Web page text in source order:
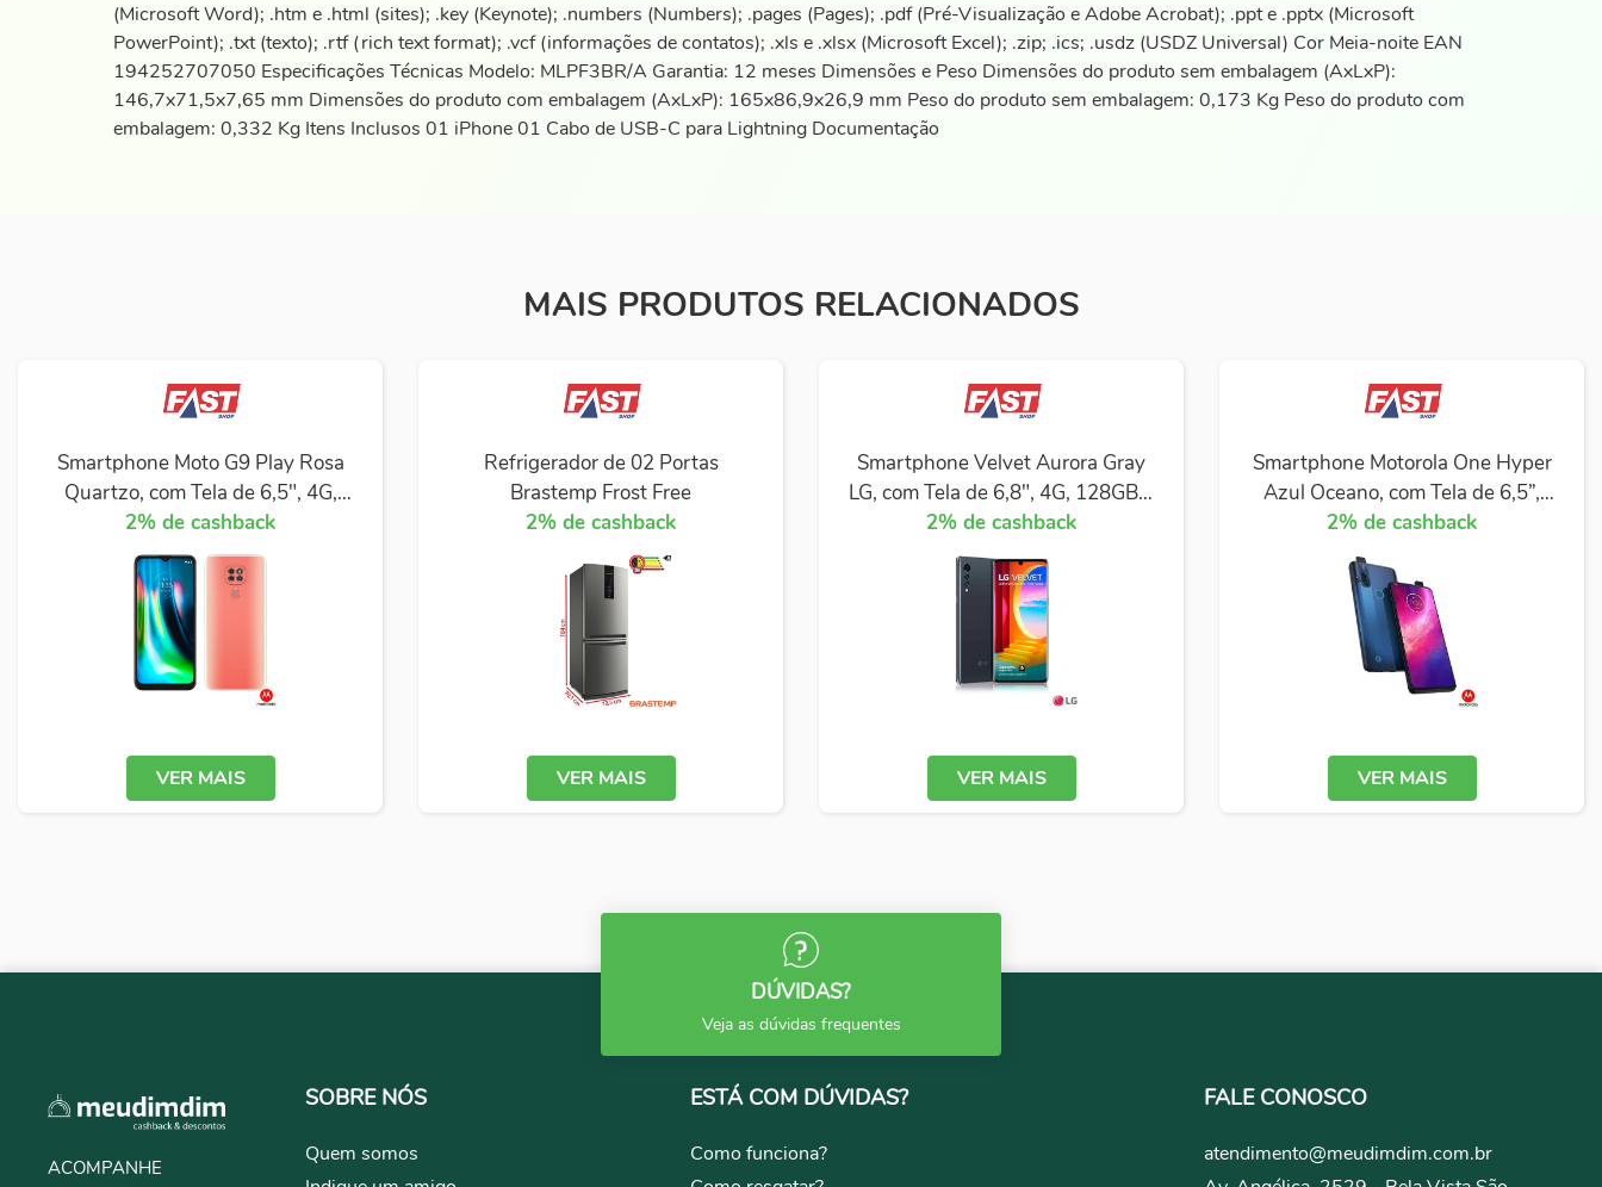
(Microsoft Word); .htm e .html (sites); .key (Keynote); .numbers (Numbers); .pages (Pages); .pdf (Pré-Visualização e Adobe Acrobat); .ppt e .pptx (Microsoft
PowerPoint); .txt (texto); .rtf (rich text format); .vcf (informações de contatos); .xls e .xlsx (Microsoft Excel); .zip; .ics; .usdz (USDZ Universal) Cor Meia-noite EAN
194252707050 Especificações Técnicas Modelo: MLPF3BR/A Garantia: 12 meses Dimensões e Peso Dimensões do produto sem embalagem (AxLxP):
146,7x71,5x7,65 mm Dimensões do produto com embalagem (AxLxP): 165x86,9x26,9 mm Peso do produto sem embalagem: 0,173 Kg Peso do produto com
embalagem: 0,332 Kg Itens Inclusos 01 iPhone 01 Cabo de USB-C para Lightning Documentação
MAIS PRODUTOS RELACIONADOS
Smartphone Moto G9 Play Rosa
Quartzo, com Tela de 6,5", 4G,
64GB e Câmera de 48MP + 2MP +
2MP
2% de cashback
VER MAIS
Refrigerador de 02 Portas
Brastemp Frost Free
2% de cashback
VER MAIS
Smartphone Velvet Aurora Gray
LG, com Tela de 6,8", 4G, 128GB e
Câmera Tripla 48 MP + 8 MP + 5
MP
2% de cashback
VER MAIS
Smartphone Motorola One Hyper
Azul Oceano, com Tela de 6,5”,
4G, 128 GB e Câmera Dupla de
64MP + 8MP
2% de cashback
VER MAIS
DÚVIDAS?
Veja as dúvidas frequentes
ACOMPANHE
SOBRE NÓS
Quem somos
ESTÁ COM DÚVIDAS?
Como funciona?
FALE CONOSCO
atendimento@meudimdim.com.br